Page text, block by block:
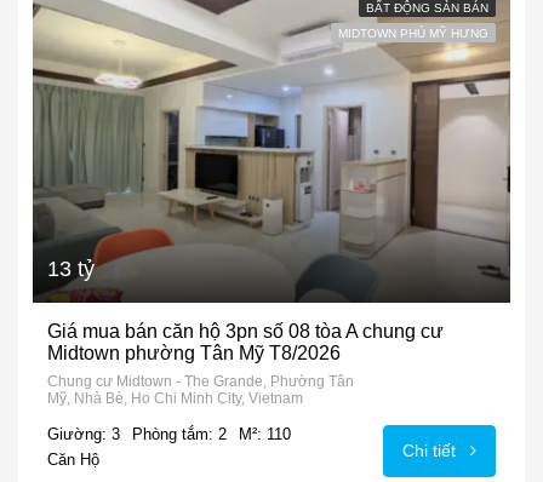
BẤT ĐỘNG SẢN BÁN
MIDTOWN PHÚ MỸ HƯNG
13 tỷ
Giá mua bán căn hộ 3pn số 08 tòa A chung cư
Midtown phường Tân Mỹ T8/2026
Chung cư Midtown - The Grande, Phường Tân
Mỹ, Nhà Bè, Ho Chi Minh City, Vietnam
Giường: 3 Phòng tắm: 2
M²: 110
Căn Hộ
Chi tiết